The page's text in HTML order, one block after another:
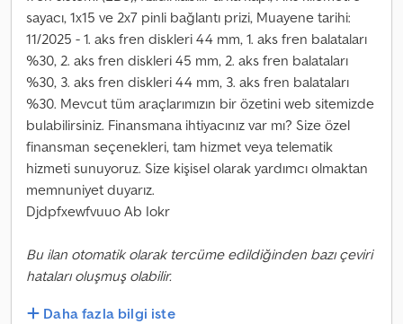
sayacı, 1x15 ve 2x7 pinli bağlantı prizi, Muayene tarihi:
11/2025 - 1. aks fren diskleri 44 mm, 1. aks fren balataları
%30, 2. aks fren diskleri 45 mm, 2. aks fren balataları
%30, 3. aks fren diskleri 44 mm, 3. aks fren balataları
%30. Mevcut tüm araçlarımızın bir özetini web sitemizde
bulabilirsiniz. Finansmana ihtiyacınız var mı? Size özel
finansman seçenekleri, tam hizmet veya telematik
hizmeti sunuyoruz. Size kişisel olarak yardımcı olmaktan
memnuniyet duyarız.
Djdpfxewfvuuo Ab Iokr
Bu ilan otomatik olarak tercüme edildiğinden bazı çeviri
hataları oluşmuş olabilir.
Daha fazla bilgi iste